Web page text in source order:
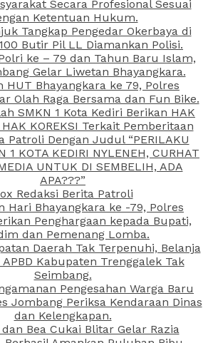
Secara Profesional Sesuai
Ketentuan Hukum.
Tangkap Pengedar Okerbaya di
Butir Pil LL Diamankan Polisi.
ke – 79 dan Tahun Baru Islam,
Gelar Liwetan Bhayangkara.
HUT Bhayangkara ke 79, Polres
Olah Raga Bersama dan Fun Bike.
SMKN 1 Kota Kediri Berikan HAK
HAK KOREKSI Terkait Pemberitaan
Patroli Dengan Judul “PERILAKU
1 KOTA KEDIRI NYLENEH, CURHAT
UNTUK DI SEMBELIH, ADA
APA???”
Redaksi Berita Patroli
Hari Bhayangkara ke -79, Polres
Penghargaan kepada Bupati,
dan Pemenang Lomba.
Daerah Tak Terpenuhi, Belanja
APBD Kabupaten Trenggalek Tak
Seimbang.
Pengesahan Warga Baru
Jombang Periksa Kendaraan Dinas
dan Kelengkapan.
Bea Cukai Blitar Gelar Razia